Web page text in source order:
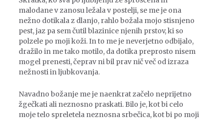
malodane v zanosu ležala v postelji, se me je ona
nežno dotikala z dlanjo, rahlo božala mojo stisnjeno
pest, jaz pa sem čutil blazinice njenih prstov, ki so
polzele po moji koži. In to me je neverjetno odbijalo,
dražilo in me tako motilo, da dotika preprosto nisem
mogel prenesti, čeprav ni bil prav nič več od izraza
nežnosti in ljubkovanja.
Navadno božanje me je naenkrat začelo neprijetno
žgečkati ali neznosno praskati. Bilo je, kot bi celo
moje telo spreletela neznosna srbečica, kot bi po moji